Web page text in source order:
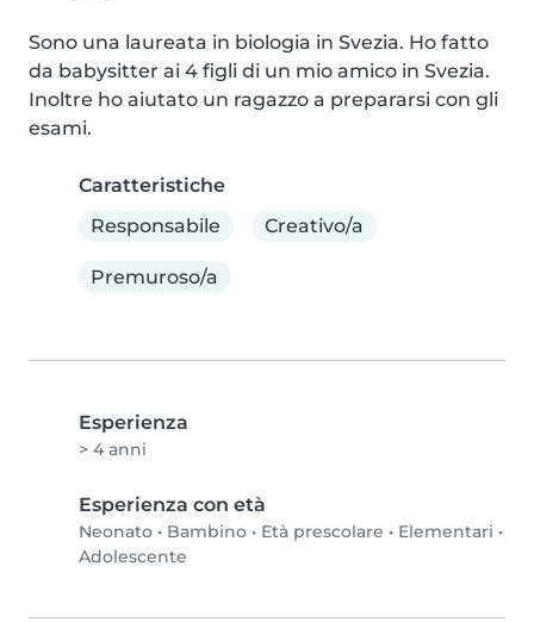
Sono una laureata in biologia in Svezia. Ho fatto
da babysitter ai 4 figli di un mio amico in Svezia.
Inoltre ho aiutato un ragazzo a prepararsi con gli
esami.
Caratteristiche
Responsabile
Creativo/a
Premuroso/a
Esperienza
> 4 anni
Esperienza con età
Neonato • Bambino • Età prescolare • Elementari •
Adolescente